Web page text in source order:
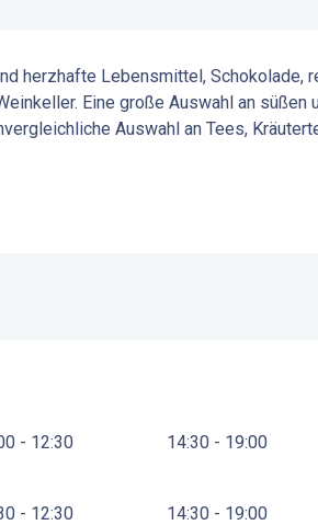
herzhafte Lebensmittel, Schokolade,
Eine große Auswahl an
Auswahl an Tees,
- 12:30 14:30 - 19:00
- 12:30 14:30 - 19:00